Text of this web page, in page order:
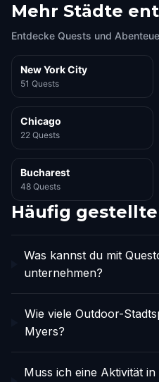
Mehr Städte
Entdecke Quests und
New York City
51 Quests
Chicago
22 Quests
Bucharest
48 Quests
Häufig gestellte
Was kannst du mit
unternehmen?
Wie viele Outdoor-
Myers?
Muss ich eine Aktivität